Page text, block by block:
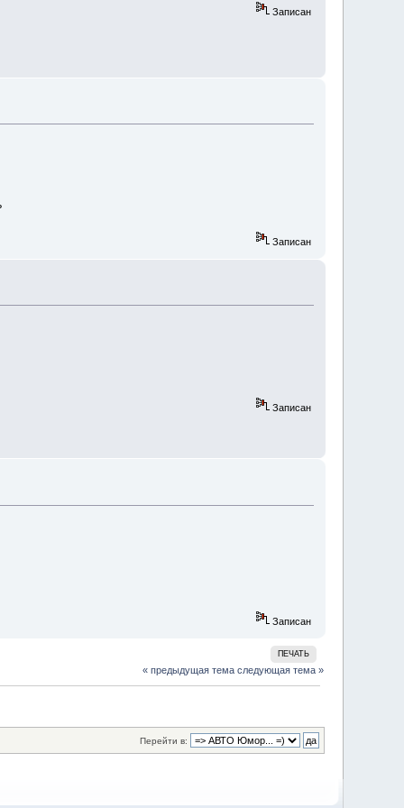
Записан
Записан
Записан
Записан
ПЕЧАТЬ
« предыдущая тема следующая тема »
Перейти в: